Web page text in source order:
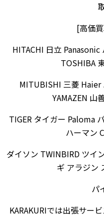
[高価
HITACHI 日立 Panasonic
TOSHIBA
MITUBISHI 三菱 Haier
YAMAZEN 山
TIGER タイガー Paloma
ハーマン
ダイソン TWINBIRD ツイ
ギ アラジン
パ
KARAKURIでは出張サー